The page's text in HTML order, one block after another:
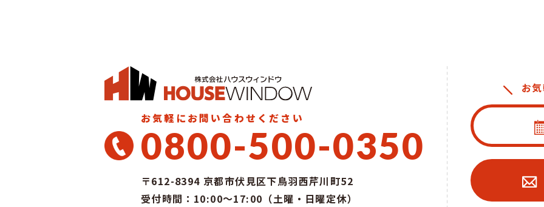
お気軽にお問い合わせください
0800-500-0350
〒612-8394 京都市伏見区下鳥羽西芹川町52
受付時間：10:00～17:00（土曜・日曜定休）
お